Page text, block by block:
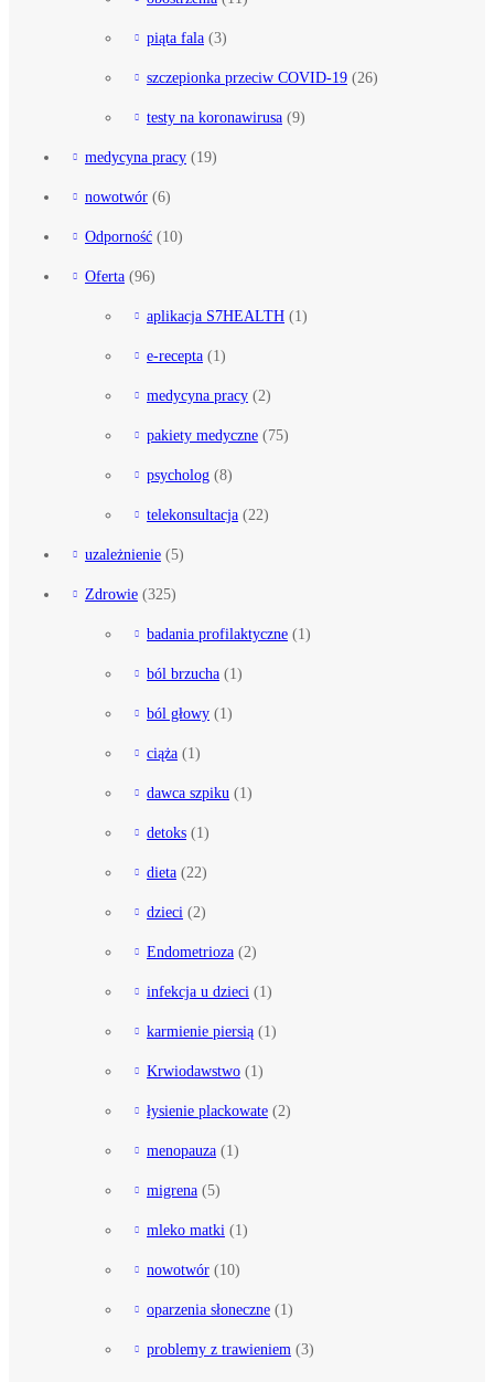
piąta fala (3)
szczepionka przeciw COVID-19 (26)
testy na koronawirusa (9)
medycyna pracy (19)
nowotwór (6)
Odporność (10)
Oferta (96)
aplikacja S7HEALTH (1)
e-recepta (1)
medycyna pracy (2)
pakiety medyczne (75)
psycholog (8)
telekonsultacja (22)
uzależnienie (5)
Zdrowie (325)
badania profilaktyczne (1)
ból brzucha (1)
ból głowy (1)
ciąża (1)
dawca szpiku (1)
detoks (1)
dieta (22)
dzieci (2)
Endometrioza (2)
infekcja u dzieci (1)
karmienie piersią (1)
Krwiodawstwo (1)
łysienie plackowate (2)
menopauza (1)
migrena (5)
mleko matki (1)
nowotwór (10)
oparzenia słoneczne (1)
problemy z trawieniem (3)